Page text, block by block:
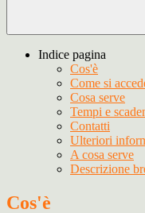
Indice pagina
Cos'è
Come si
Cosa serve
Tempi e
Contatti
Ulteriori
A cosa serve
Descrizione
Cos'è